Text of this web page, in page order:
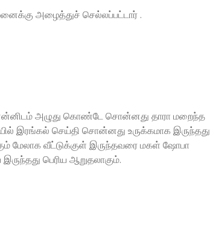
அழைத்துச் செல்லப்பட்டார் .
அழுது கொண்டே சொன்னது தாரா மறைந்த
இரங்கல் செய்தி சொன்னது உருக்கமாக இருந்தது
மேலாக வீட்டுக்குள் இருந்தவரை மகள் ஷோபா
பெரிய ஆறுதலாகும்.